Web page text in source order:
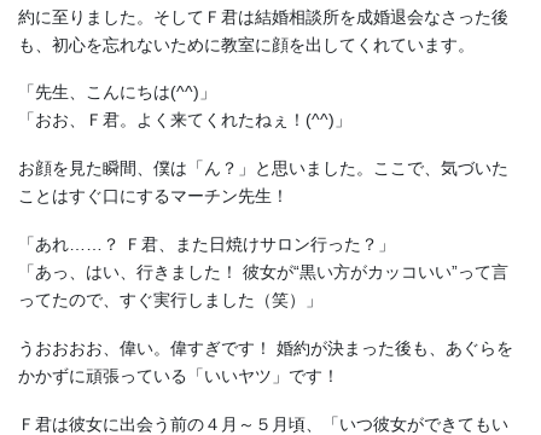
約に至りました。そしてＦ君は結婚相談所を成婚退会なさった後
も、初心を忘れないために教室に顔を出してくれています。
「先生、こんにちは(^^)」
「おお、Ｆ君。よく来てくれたねぇ！(^^)」
お顔を見た瞬間、僕は「ん？」と思いました。ここで、気づいた
ことはすぐ口にするマーチン先生！
「あれ……？ Ｆ君、また日焼けサロン行った？」
「あっ、はい、行きました！ 彼女が“黒い方がカッコいい”って言
ってたので、すぐ実行しました（笑）」
うおおおお、偉い。偉すぎです！ 婚約が決まった後も、あぐらを
かかずに頑張っている「いいヤツ」です！
Ｆ君は彼女に出会う前の４月～５月頃、「いつ彼女ができてもい